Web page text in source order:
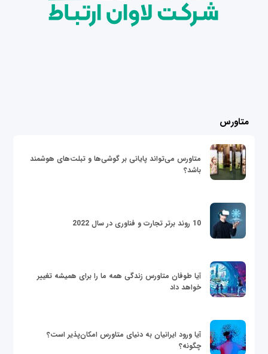
متاورس
متاورس می‌تواند پایانی بر گوشی‌ها و تبلت‌های هوشمند
باشد؟
10 روند برتر تجارت و فناوری در سال 2022
آیا طوفان متاورس زندگی همه ما را برای همیشه تغییر
خواهد داد
آیا ورود ایرانیان به دنیای متاورس امکان‌پذیر است؟
چگونه؟